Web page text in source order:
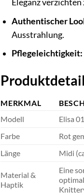
Eleganz verzichten
Authentischer
Ausstrahlung.
Pflegeleichtigkeit:
MERKMAL
Modell
Elisa
Farbe
Rot
Länge
Midi
Material &
Haptik
Eine